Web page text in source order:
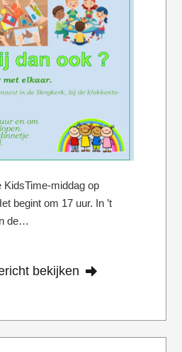
KidsTime-middag op
begint om 17 uur. In ’t
de…
bekijken